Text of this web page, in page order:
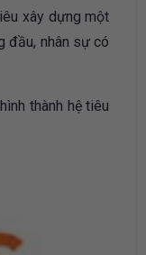
xây dựng một
đầu, nhân sự có
thành hệ tiêu